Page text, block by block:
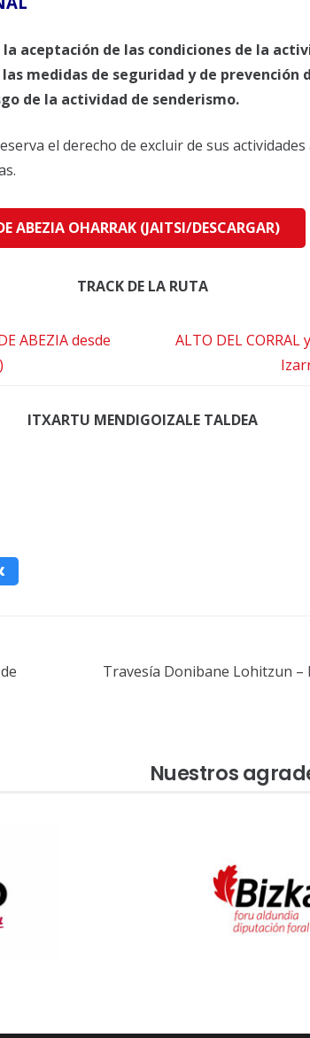
la aceptación de las condiciones de la
medidas de seguridad y de prevención
de la actividad de senderismo.
el derecho de excluir de sus
ABEZIA OHARRAK (JAITSI/DESCARGAR)
TRACK DE LA RUTA
ABEZIA desde
ALTO DEL CORRAL
ITXARTU MENDIGOIZALE TALDEA
Travesía Donibane Lohitzun –
Nuestros